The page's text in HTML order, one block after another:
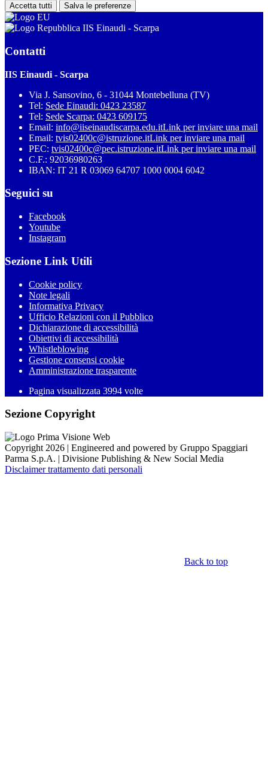
Accetta tutti Salva le preferenze
IIS Einaudi - Scarpa
Contatti
IIS Einaudi - Scarpa
Via J. Sansovino, 6 - 31044 Montebelluna (TV)
Tel: Sede Einaudi: 0423 23587
Tel: Sede Scarpa: 0423 609175
Email: info@iiseinaudiscarpa.edu.itLink per inviare una mail
Email: tvis02400c@istruzione.itLink per inviare una mail
PEC: tvis02400c@pec.istruzione.itLink per inviare una mail
C.F.: 92036980263
IBAN: IT 21 R 03069 64707 1000 0004 6042
Seguici su
Facebook
Youtube
Instagram
Sezione Link Utili
Cookie policy
Note legali
Informativa Privacy
Ufficio Relazioni con il Pubblico
Dichiarazione di accessibilità
Obiettivi di accessibilità
Whistleblowing
Gestione consensi cookie
Amministrazione trasparente
Pagina visualizzata 3994 volte
Sezione Copyright
Copyright 2026 | Engineered and powered by Gruppo Spaggiari
Parma S.p.A. | Divisione Publishing & New Social Media
Disclaimer trattamento dati personali
Back to top